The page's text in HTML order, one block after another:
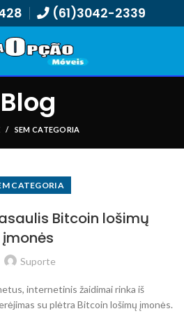
(61)3042-2339
Blog
SEM CATEGORIA
CATEGORIA
Bitcoin lošimų
įmonės
Suporte
internetinis žaidimai rinka iš
su plėtra Bitcoin lošimų įmonės.